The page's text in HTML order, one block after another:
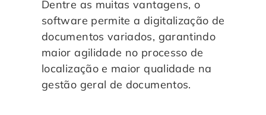
Dentre as muitas vantagens, o
software permite a digitalização de
documentos variados, garantindo
maior agilidade no processo de
localização e maior qualidade na
gestão geral de documentos.